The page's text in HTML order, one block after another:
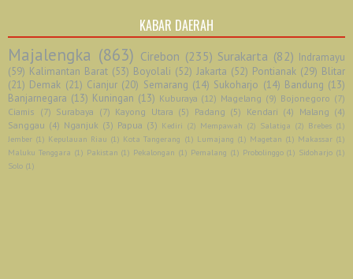
KABAR DAERAH
Majalengka (863) Cirebon (235) Surakarta (82) Indramayu
(59) Kalimantan Barat (53) Boyolali (52) Jakarta (52) Pontianak (29) Blitar
(21) Demak (21) Cianjur (20) Semarang (14) Sukoharjo (14) Bandung (13)
Banjarnegara (13) Kuningan (13) Kuburaya (12) Magelang (9) Bojonegoro (7)
Ciamis (7) Surabaya (7) Kayong Utara (5) Padang (5) Kendari (4) Malang (4)
Sanggau (4) Nganjuk (3) Papua (3) Kediri (2) Mempawah (2) Salatiga (2) Brebes (1)
Jember (1) Kepulauan Riau (1) Kota Tangerang (1) Lumajang (1) Magetan (1) Makassar (1)
Maluku Tenggara (1) Pakistan (1) Pekalongan (1) Pemalang (1) Probolinggo (1) Sidoharjo (1)
Solo (1)